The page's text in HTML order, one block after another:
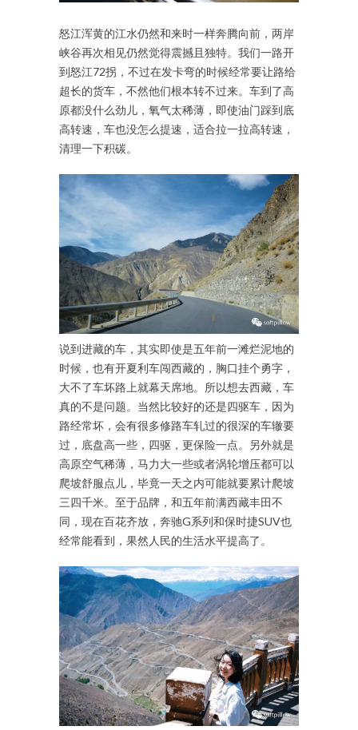
怒江浑黄的江水仍然和来时一样奔腾向前，两岸
峡谷再次相见仍然觉得震撼且独特。我们一路开
到怒江72拐，不过在发卡弯的时候经常要让路给
超长的货车，不然他们根本转不过来。车到了高
原都没什么劲儿，氧气太稀薄，即使油门踩到底
高转速，车也没怎么提速，适合拉一拉高转速，
清理一下积碳。
说到进藏的车，其实即使是五年前一滩烂泥地的
时候，也有开夏利车闯西藏的，胸口挂个勇字，
大不了车坏路上就幕天席地。所以想去西藏，车
真的不是问题。当然比较好的还是四驱车，因为
路经常坏，会有很多修路车轧过的很深的车辙要
过，底盘高一些，四驱，更保险一点。另外就是
高原空气稀薄，马力大一些或者涡轮增压都可以
爬坡舒服点儿，毕竟一天之内可能就要累计爬坡
三四千米。至于品牌，和五年前满西藏丰田不
同，现在百花齐放，奔驰G系列和保时捷SUV也
经常能看到，果然人民的生活水平提高了。